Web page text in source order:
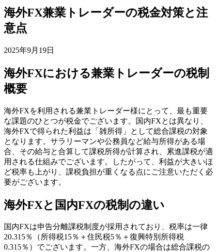
海外FX兼業トレーダーの税金対策と注
意点
2025年9月19日
海外FXにおける兼業トレーダーの税制
概要
海外FXを利用される兼業トレーダー様にとって、最も重要
な課題のひとつが税金でございます。国内FXとは異なり、
海外FXで得られた利益は「雑所得」として総合課税の対象
となります。サラリーマンや公務員など給与所得がある場
合、その給与と合算して課税所得が計算され、累進課税が適
用される仕組みでございます。したがって、利益が大きいほ
ど税率も上がり、課税負担が重くなる点にご注意いただく必
要がございます。
海外FXと国内FXの税制の違い
国内FXは申告分離課税制度が採用されており、税率は一律
20.315％（所得税15％＋住民税5％＋復興特別所得税
0.315％）でございます。一方、海外FXの場合は総合課税の